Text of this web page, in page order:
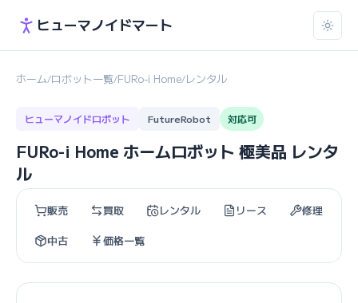
ヒューマノイドマート
ホーム/ロボット一覧/FURo-i Home/レンタル
ヒューマノイドロボット FutureRobot 対応可
FURo-i Home ホームロボット 極美品 レンタ
ル
販売 買取 レンタル リース
修理
中古
価格一覧